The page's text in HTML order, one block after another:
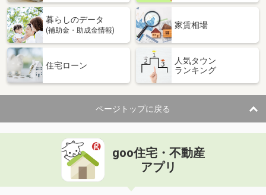
専有面積 50.03m²
間取り
熊本県熊本市北区楠野町
住 所
熊本県熊本市北区楠野町
専有面積 50.01m²
間取り
1LDK
熊本県熊本市中央区京町２丁目
価 格
住 所
熊本県熊本市中央区京町２丁目
専有面積 40m²
暮らしのデータ
(補助金・助成金情報)
家賃相場
住宅ローン
人気タウン
ランキング
ページトップに戻る
goo住宅・不動産
アプリ